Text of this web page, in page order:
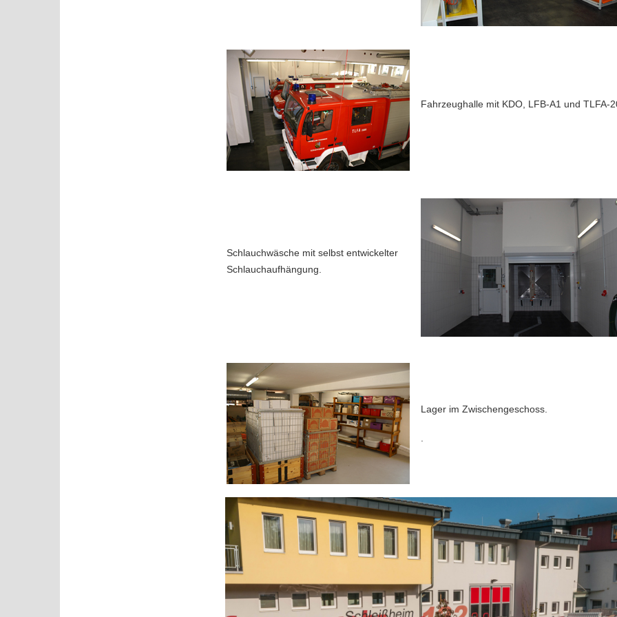
Fahrzeughalle mit KDO, LFB-A1 und TLFA-
Schlauchwäsche mit selbst entwickelter
Schlauchaufhängung.
Lager im Zwischengeschoss.